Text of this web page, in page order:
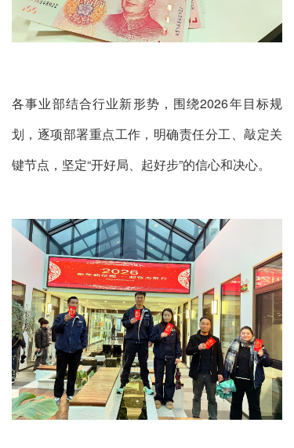
各事业部结合行业新形势，围绕2026年目标规
划，逐项部署重点工作，明确责任分工、敲定关
键节点，坚定“开好局、起好步”的信心和决心。